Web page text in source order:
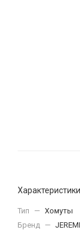
Характеристики
Тип — Хомуты
Бренд —